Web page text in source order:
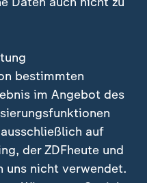
bestimmten
im Angebot des
auf
der ZDFheute und
uns nicht verwendet.